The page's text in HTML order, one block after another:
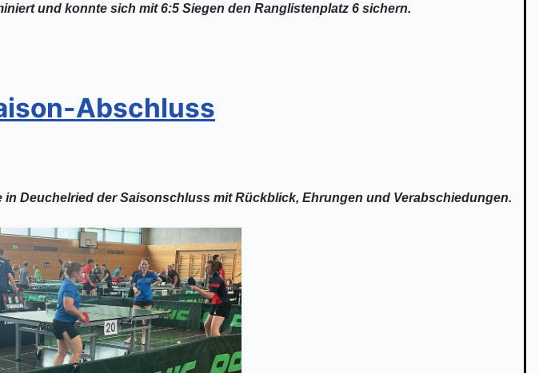
und konnte sich mit 6:5 Siegen den Ranglistenplatz 6 sichern.
Abschluss
Deuchelried der Saisonschluss mit Rückblick, Ehrungen und Verabschiedungen.